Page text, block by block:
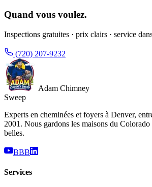
Quand vous voulez.
Inspections gratuites · prix clairs · service
(720) 207-9232
Adam Chimney
Sweep
Experts en cheminées et foyers à Denver,
2001. Nous gardons les maisons du Colorado
belles.
BBB
Services